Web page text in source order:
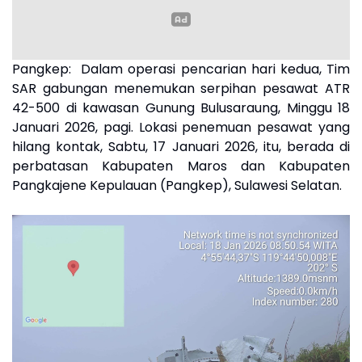
Pangkep: Dalam operasi pencarian hari kedua, Tim
SAR gabungan menemukan serpihan pesawat ATR
42-500 di kawasan Gunung Bulusaraung, Minggu 18
Januari 2026, pagi. Lokasi penemuan pesawat yang
hilang kontak, Sabtu, 17 Januari 2026, itu, berada di
perbatasan Kabupaten Maros dan Kabupaten
Pangkajene Kepulauan (Pangkep), Sulawesi Selatan.